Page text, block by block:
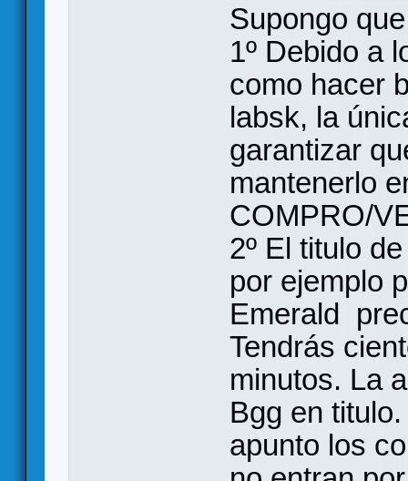
Supongo
1º Debido a
como hacer
labsk, la
garantizar
mantenerlo
COMPRO/
2º El titulo
por ejemplo
Emerald
Tendrás
minutos. La
Bgg en
apunto los